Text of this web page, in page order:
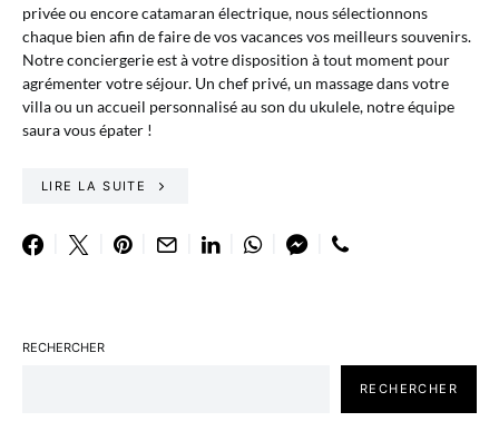
privée ou encore catamaran électrique, nous sélectionnons
chaque bien afin de faire de vos vacances vos meilleurs souvenirs.
Notre conciergerie est à votre disposition à tout moment pour
agrémenter votre séjour. Un chef privé, un massage dans votre
villa ou un accueil personnalisé au son du ukulele, notre équipe
saura vous épater !
LIRE LA SUITE
RECHERCHER
RECHERCHER